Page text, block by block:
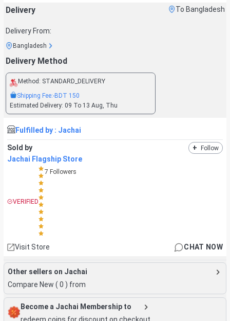
Delivery To Bangladesh
Delivery From:
Bangladesh
Delivery Method
Method: STANDARD_DELIVERY
Shipping Fee:-BDT 150
Estimated Delivery: 09 To 13 Aug, Thu
Fulfilled by : Jachai
Sold by + Follow
Jachai Flagship Store
VERIFIED
7 Followers
Visit Store CHAT NOW
Other sellers on Jachai
Compare New ( 0 ) from
Become a Jachai Membership to